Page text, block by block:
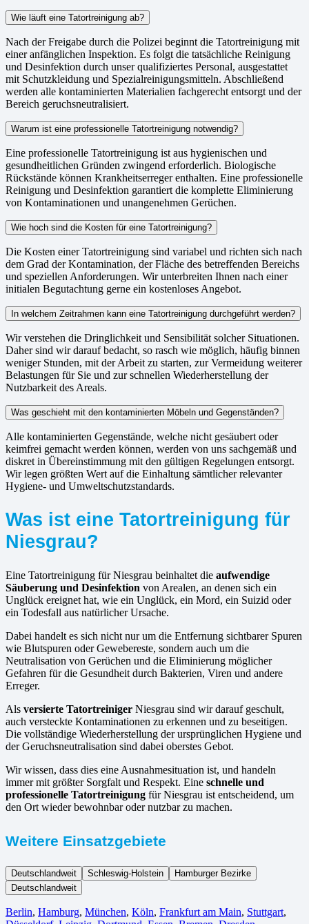
Wie läuft eine Tatortreinigung ab?
Nach der Freigabe durch die Polizei beginnt die Tatortreinigung mit
einer anfänglichen Inspektion. Es folgt die tatsächliche Reinigung
und Desinfektion durch unser qualifiziertes Personal, ausgestattet
mit Schutzkleidung und Spezialreinigungsmitteln. Abschließend
werden alle kontaminierten Materialien fachgerecht entsorgt und der
Bereich geruchsneutralisiert.
Warum ist eine professionelle Tatortreinigung notwendig?
Eine professionelle Tatortreinigung ist aus hygienischen und
gesundheitlichen Gründen zwingend erforderlich. Biologische
Rückstände können Krankheitserreger enthalten. Eine professionelle
Reinigung und Desinfektion garantiert die komplette Eliminierung
von Kontaminationen und unangenehmen Gerüchen.
Wie hoch sind die Kosten für eine Tatortreinigung?
Die Kosten einer Tatortreinigung sind variabel und richten sich nach
dem Grad der Kontamination, der Fläche des betreffenden Bereichs
und speziellen Anforderungen. Wir unterbreiten Ihnen nach einer
initialen Begutachtung gerne ein kostenloses Angebot.
In welchem Zeitrahmen kann eine Tatortreinigung durchgeführt werden?
Wir verstehen die Dringlichkeit und Sensibilität solcher Situationen.
Daher sind wir darauf bedacht, so rasch wie möglich, häufig binnen
weniger Stunden, mit der Arbeit zu starten, zur Vermeidung weiterer
Belastungen für Sie und zur schnellen Wiederherstellung der
Nutzbarkeit des Areals.
Was geschieht mit den kontaminierten Möbeln und Gegenständen?
Alle kontaminierten Gegenstände, welche nicht gesäubert oder
keimfrei gemacht werden können, werden von uns sachgemäß und
diskret in Übereinstimmung mit den gültigen Regelungen entsorgt.
Wir legen größten Wert auf die Einhaltung sämtlicher relevanter
Hygiene- und Umweltschutzstandards.
Was ist eine Tatortreinigung für
Niesgrau?
Eine Tatortreinigung für Niesgrau beinhaltet die aufwendige
Säuberung und Desinfektion von Arealen, an denen sich ein
Unglück ereignet hat, wie ein Unglück, ein Mord, ein Suizid oder
ein Todesfall aus natürlicher Ursache.
Dabei handelt es sich nicht nur um die Entfernung sichtbarer Spuren
wie Blutspuren oder Gewebereste, sondern auch um die
Neutralisation von Gerüchen und die Eliminierung möglicher
Gefahren für die Gesundheit durch Bakterien, Viren und andere
Erreger.
Als versierte Tatortreiniger Niesgrau sind wir darauf geschult,
auch versteckte Kontaminationen zu erkennen und zu beseitigen.
Die vollständige Wiederherstellung der ursprünglichen Hygiene und
der Geruchsneutralisation sind dabei oberstes Gebot.
Wir wissen, dass dies eine Ausnahmesituation ist, und handeln
immer mit größter Sorgfalt und Respekt. Eine schnelle und
professionelle Tatortreinigung für Niesgrau ist entscheidend, um
den Ort wieder bewohnbar oder nutzbar zu machen.
Weitere Einsatzgebiete
Deutschlandweit Schleswig-Holstein
Hamburger Bezirke
Deutschlandweit
Berlin⁠, Hamburg, München, Köln⁠, Frankfurt am Main, Stuttgart,